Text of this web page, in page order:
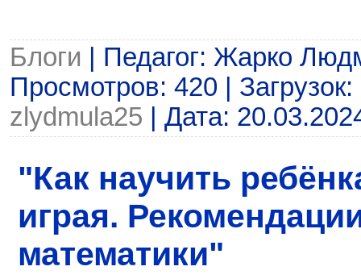
Блоги | Педагог: Жарко
Просмотров: 420 |
zlydmula25 | Дата:
"Как научить
играя.
математики"